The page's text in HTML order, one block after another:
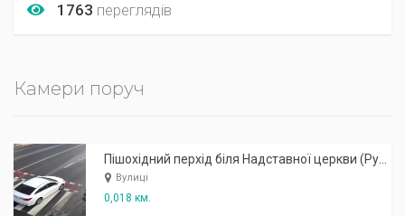
1763 переглядів
Камери поруч
Вулиці
0,018 км.